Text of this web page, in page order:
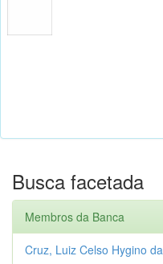
Busca facetada
Membros da Banca
Cruz, Luiz Celso Hygino da